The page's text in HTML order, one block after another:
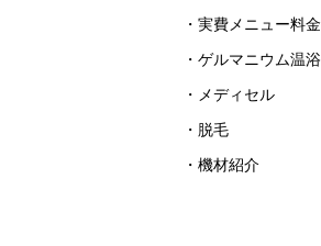
・実費メニュー料金
・ゲルマニウム温浴
・メディセル
・脱毛
・機材紹介